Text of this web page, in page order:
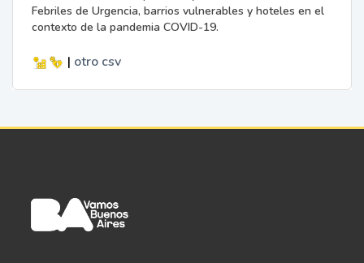
Febriles de Urgencia, barrios vulnerables y hoteles en el
contexto de la pandemia COVID-19.
| otro csv